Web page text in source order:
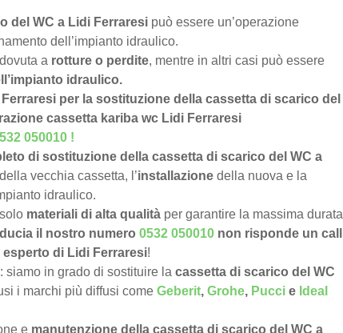
del WC a Lidi Ferraresi può essere un’operazione
dell’impianto idraulico.
a rotture o perdite, mentre in altri casi può essere
idraulico.
per la sostituzione della cassetta di scarico del
cassetta kariba wc Lidi Ferraresi
050010 !
di sostituzione della cassetta di scarico del WC a
della vecchia cassetta, l’installazione della nuova e la
idraulico.
materiali di alta qualità per garantire la massima durata
il nostro numero 0532 050010 non risponde un call
di Lidi Ferraresi!
siamo in grado di sostituire la cassetta di scarico del WC
i marchi più diffusi come Geberit, Grohe, Pucci e Ideal
e manutenzione della cassetta di scarico del WC a